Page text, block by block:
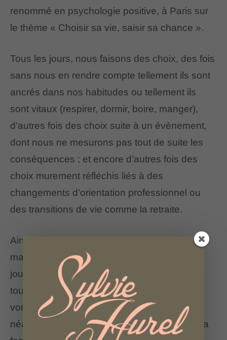
renommé en psychologie positive, à Paris sur
le thème « Choisir sa vie, saisir sa chance ».
Tous les jours, nous faisons des choix, des fois
sans nous en rendre compte tellement ils sont
ancrés dans nos habitudes ou tellement ils
sont vitaux (respirer, dormir, boire, manger),
d’autres fois des choix suite à un évènement,
dont nous ne mesurons pas tout de suite les
conséquences ; et encore d’autres fois des
choix murement réfléchis liés à des
changements d’orientation professionnel ou
des transitions de vie comme la retraite.
Ainsi, nous pouvons choisir en nous levant le
matin que nous allons passer une bonne
journée, bien entendu nous ne sommes pas
toujours responsables des évènements qui
vont se produire durant cette journée,
néanmoins nous sommes responsables de la